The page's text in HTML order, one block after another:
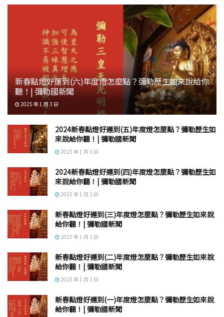
新春點燈好運到(六)年度燈怎麼點？彌勒歷生如來說給你
聽！| 彌勒國新聞
2025 年 1 月 3 日
2024新春點燈好運到(五)年度燈怎麼點？彌勒歷生如
來說給你聽！| 彌勒國新聞
2025 年 1 月 3 日
2024新春點燈好運到(四)年度燈怎麼點？彌勒歷生如
來說給你聽！| 彌勒國新聞
2025 年 1 月 3 日
新春點燈好運到(三)年度燈怎麼點？彌勒歷生如來說
給你聽！| 彌勒國新聞
2025 年 1 月 3 日
新春點燈好運到(二)年度燈怎麼點？彌勒歷生如來說
給你聽！| 彌勒國新聞
2025 年 1 月 3 日
新春點燈好運到(一)年度燈怎麼點？彌勒歷生如來說
給你聽！| 彌勒國新聞